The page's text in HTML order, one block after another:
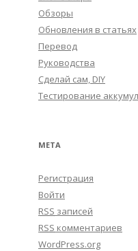
Обзоры
Обновления в статьях
Перевод
Руководства
Сделай сам, DIY
Тестирование
МЕТА
Регистрация
Войти
RSS записей
RSS комментариев
WordPress.org